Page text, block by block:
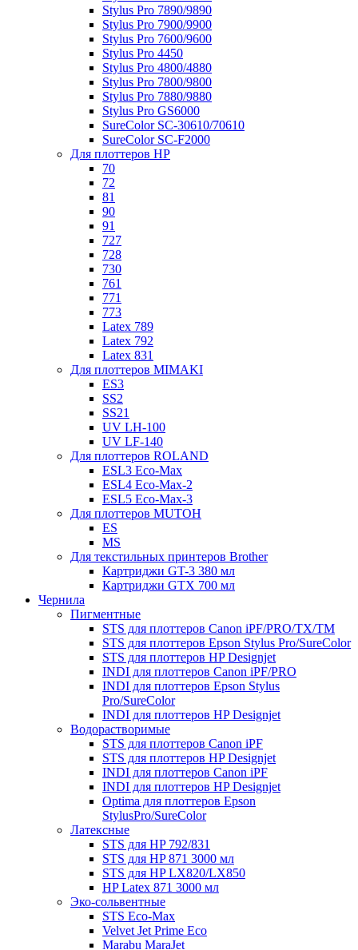
Stylus Pro 7890/9890
Stylus Pro 7900/9900
Stylus Pro 7600/9600
Stylus Pro 4450
Stylus Pro 4800/4880
Stylus Pro 7800/9800
Stylus Pro 7880/9880
Stylus Pro GS6000
SureColor SC-30610/70610
SureColor SC-F2000
Для плоттеров HP
70
72
81
90
91
727
728
730
761
771
773
Latex 789
Latex 792
Latex 831
Для плоттеров MIMAKI
ES3
SS2
SS21
UV LH-100
UV LF-140
Для плоттеров ROLAND
ESL3 Eco-Max
ESL4 Eco-Max-2
ESL5 Eco-Max-3
Для плоттеров MUTOH
ES
MS
Для текстильных принтеров Brother
Картриджи GT-3 380 мл
Картриджи GTX 700 мл
Чернила
Пигментные
STS для плоттеров Canon iPF/PRO/TX/ТМ
STS для плоттеров Epson Stylus Pro/SureColor
STS для плоттеров HP Designjet
INDI для плоттеров Canon iPF/PRO
INDI для плоттеров Epson Stylus
Pro/SureColor
INDI для плоттеров HP Designjet
Водорастворимые
STS для плоттеров Canon iPF
STS для плоттеров HP Designjet
INDI для плоттеров Canon iPF
INDI для плоттеров HP Designjet
Optima для плоттеров Epson
StylusPro/SureColor
Латексные
STS для HP 792/831
STS для HP 871 3000 мл
STS для HP LX820/LX850
HP Latex 871 3000 мл
Эко-сольвентные
STS Eco-Max
Velvet Jet Prime Eco
Marabu MaraJet